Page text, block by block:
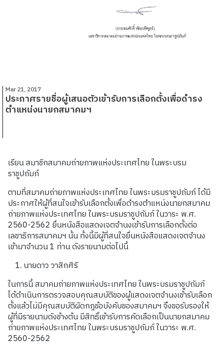
Mar 21, 2017
ประกาศรายชื่อผู้เสนอตัวเข้ารับการเลือกตั้งเพื่อดำรง
ตำแหน่งนายกสมาคมฯ
เรียน สมาชิกสมาคมถ่ายภาพแห่งประเทศไทย ในพระบรม
ราชูปถัมภ์
ตามที่สมาคมถ่ายภาพแห่งประเทศไทย ในพระบรมราชูปถัมภ์ ได้มี
ประกาศให้ผู้ที่สนใจเข้ารับเลือกตั้งเพื่อดำรงตำแหน่งนายกสมาคม
ถ่ายภาพแห่งประเทศไทย ในพระบรมราชูปถัมภ์ ในวาระ พ.ศ.
2560-2562 ยื่นหนังสือแสดงเจตจำนงเข้ารับการเลือกตั้งต่อ
เลขาธิการสมาคมฯ นั้น ทั้งนี้มีผู้ที่สนใจยื่นหนังสือแสดงเจตจำนง
เข้ามาจำนวน1 ท่าน ดังรายนามต่อไปนี้
นายดาว วาสิกศิริ
ในการนี้ สมาคมถ่ายภาพแห่งประเทศไทย ในพระบรมราชูปถัมภ์
ได้ดำเนินการตรวจสอบคุณสมบัติของผู้แสดงเจตจำนงเข้ารับเลือก
ตั้งแล้วไม่มีคุณสมบัติผิดกฎข้อบังคับของสมาคมฯ จึงขอรับรองให้
ผู้ที่มีรายนามดังข้างต้น มีสิทธิ์เข้ารับการคัดเลือกเป็นนายกสมาคม
ถ่ายภาพแห่งประเทศไทย ในพระบรมราชูปถัมภ์ ในวาระ พ.ศ.
2560-2562